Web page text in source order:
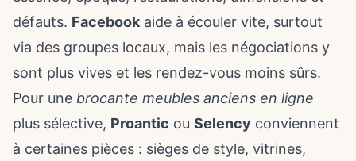
défauts. Facebook aide à écouler vite, surtout
via des groupes locaux, mais les négociations y
sont plus vives et les rendez-vous moins sûrs.
Pour une brocante meubles anciens en ligne
plus sélective, Proantic ou Selency conviennent
à certaines pièces : sièges de style, vitrines,